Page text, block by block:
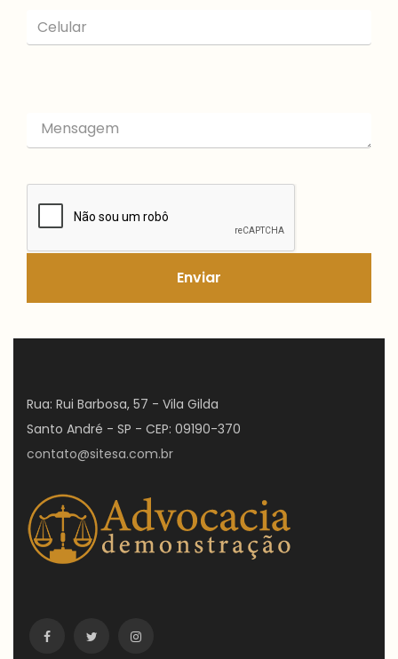
Enviar
Rua: Rui Barbosa, 57 - Vila Gilda
Santo André - SP - CEP: 09190-370
contato@sitesa.com.br